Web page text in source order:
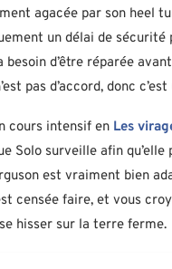
agacée par son heel
un délai de sécurité
besoin d’être réparée
pas d’accord, donc
cours intensif en Les
Solo surveille afin
est vraiment bien
censée faire, et vous
se hisser sur la terre ferme.